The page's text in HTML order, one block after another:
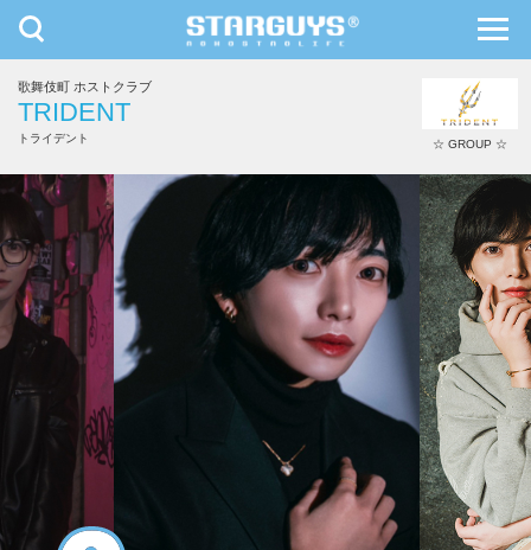
九州・沖縄 北海道・東北
toggle
navigation
歌舞伎町 ホストクラブ
TRIDENT
トライデント ☆ GROUP ☆
大夢